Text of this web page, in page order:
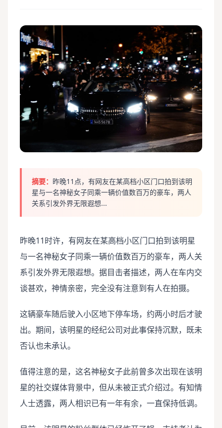
摘要： 昨晚11点，有网友在某高档小区门口拍到该明
星与一名神秘女子同乘一辆价值数百万的豪车，两人
关系引发外界无限遐想...
昨晚11时许，有网友在某高档小区门口拍到该明星
与一名神秘女子同乘一辆价值数百万的豪车，两人关
系引发外界无限遐想。据目击者描述，两人在车内交
谈甚欢，神情亲密，完全没有注意到有人在拍摄。
这辆豪车随后驶入小区地下停车场，约两小时后才驶
出。期间，该明星的经纪公司对此事保持沉默，既未
否认也未承认。
值得注意的是，这名神秘女子此前曾多次出现在该明
星的社交媒体背景中，但从未被正式介绍过。有知情
人士透露，两人相识已有一年有余，一直保持低调。